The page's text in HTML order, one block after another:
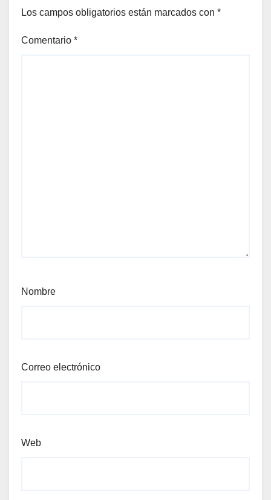
Los campos obligatorios están marcados con *
Comentario *
Nombre
Correo electrónico
Web